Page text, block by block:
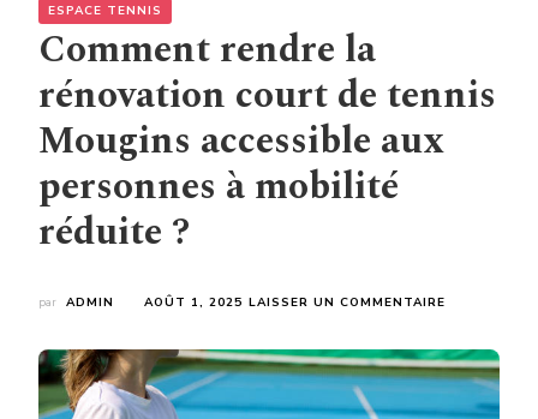
ESPACE TENNIS
Comment rendre la
rénovation court de tennis
Mougins accessible aux
personnes à mobilité
réduite ?
par ADMIN AOÛT 1, 2025 LAISSER UN COMMENTAIRE
LA
RÉNOVATION
COURT